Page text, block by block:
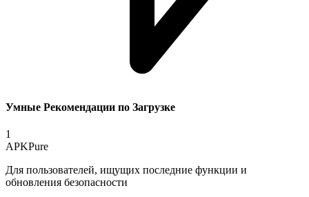
Умные Рекомендации по Загрузке
1
APKPure
Для пользователей, ищущих последние функции и
обновления безопасности